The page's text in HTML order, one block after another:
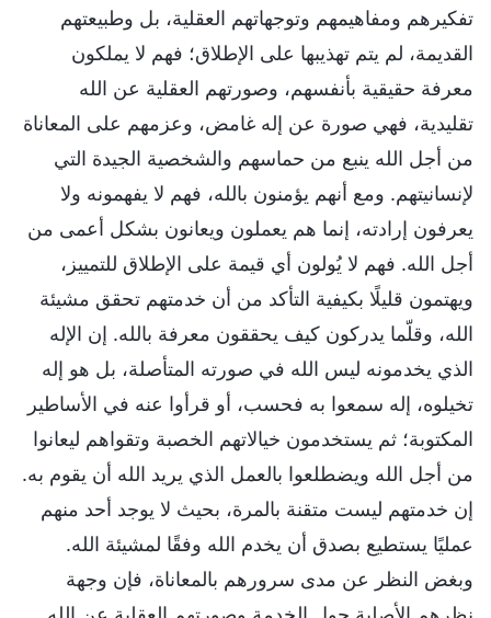
تفكيرهم ومفاهيمهم وتوجهاتهم العقلية، بل وطبيعتهم
القديمة، لم يتم تهذيبها على الإطلاق؛ فهم لا يملكون
معرفة حقيقية بأنفسهم، وصورتهم العقلية عن الله
تقليدية، فهي صورة عن إله غامض، وعزمهم على المعاناة
من أجل الله ينبع من حماسهم والشخصية الجيدة التي
لإنسانيتهم. ومع أنهم يؤمنون بالله، فهم لا يفهمونه ولا
يعرفون إرادته، إنما هم يعملون ويعانون بشكل أعمى من
أجل الله. فهم لا يُولون أي قيمة على الإطلاق للتمييز،
ويهتمون قليلًا بكيفية التأكد من أن خدمتهم تحقق مشيئة
الله، وقلّما يدركون كيف يحققون معرفة بالله. إن الإله
الذي يخدمونه ليس الله في صورته المتأصلة، بل هو إله
تخيلوه، إله سمعوا به فحسب، أو قرأوا عنه في الأساطير
المكتوبة؛ ثم يستخدمون خيالاتهم الخصبة وتقواهم ليعانوا
من أجل الله ويضطلعوا بالعمل الذي يريد الله أن يقوم به.
إن خدمتهم ليست متقنة بالمرة، بحيث لا يوجد أحد منهم
عمليًا يستطيع بصدق أن يخدم الله وفقًا لمشيئة الله.
وبغض النظر عن مدى سرورهم بالمعاناة، فإن وجهة